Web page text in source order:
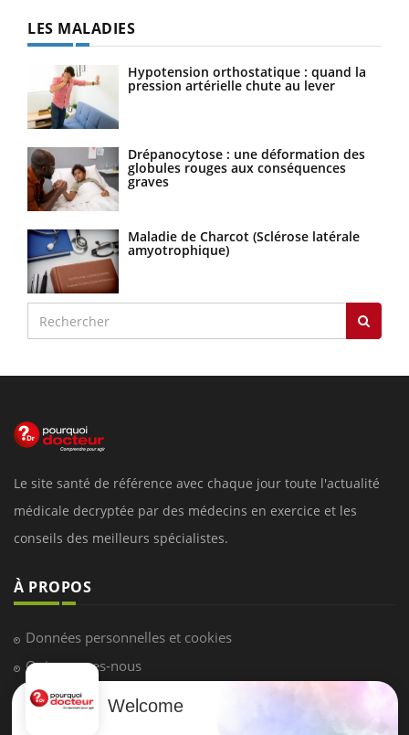
LES MALADIES
Hypotension orthostatique : quand la
pression artérielle chute au lever
Drépanocytose : une déformation des
globules rouges aux conséquences
graves
Maladie de Charcot (Sclérose latérale
amyotrophique)
Le site santé de référence avec chaque jour toute l'actualité
médicale decryptée par des médecins en exercice et les
conseils des meilleurs spécialistes.
À PROPOS
Données personnelles et cookies
Qui sommes-nous
Conditions d'utilisation
Welcome